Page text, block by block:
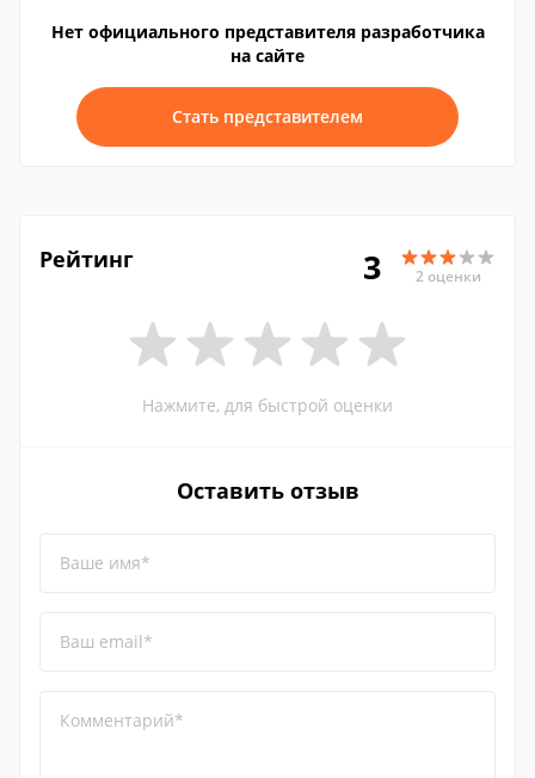
Нет официального представителя разработчика
на сайте
Стать представителем
Рейтинг 3 2 оценки
Нажмите, для быстрой оценки
Оставить отзыв
Ваше имя*
Ваш email*
Комментарий*